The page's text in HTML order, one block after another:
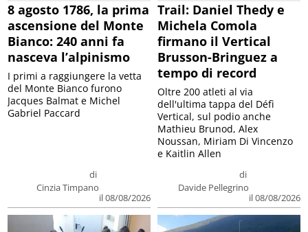
8 agosto 1786, la prima
ascensione del Monte
Bianco: 240 anni fa
nasceva l’alpinismo
di
Cinzia Timpano
il 08/08/2026
I primi a raggiungere la vetta
del Monte Bianco furono
Jacques Balmat e Michel
Gabriel Paccard
Trail: Daniel Thedy e
Michela Comola
firmano il Vertical
Brusson-Bringuez a
tempo di record
di
Davide Pellegrino
il 08/08/2026
Oltre 200 atleti al via
dell'ultima tappa del Défì
Vertical, sul podio anche
Mathieu Brunod, Alex
Noussan, Miriam Di Vincenzo
e Kaitlin Allen